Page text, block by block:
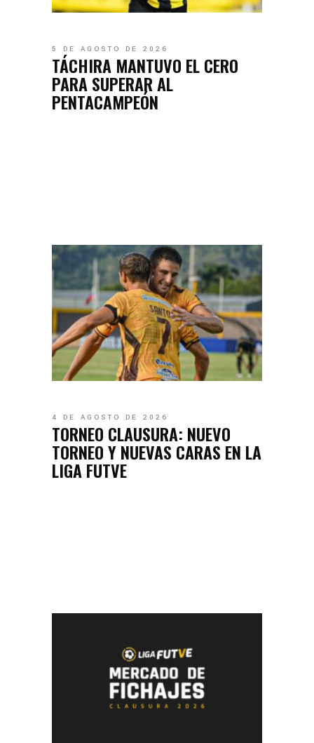
5 DE AGOSTO DE 2026
TÁCHIRA MANTUVO EL CERO
PARA SUPERAR AL
PENTACAMPEÓN
4 DE AGOSTO DE 2026
TORNEO CLAUSURA: NUEVO
TORNEO Y NUEVAS CARAS EN LA
LIGA FUTVE